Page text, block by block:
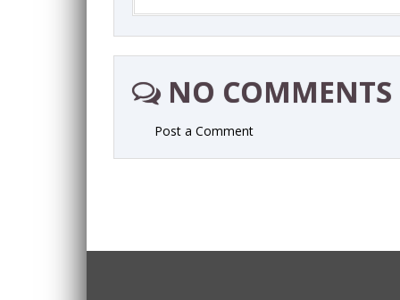
NO COMMENTS
Post a Comment